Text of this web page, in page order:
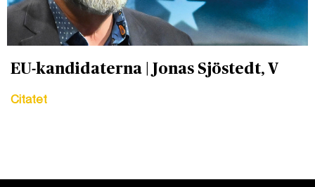
EU-kandidaterna | Jonas Sjöstedt, V
Citatet